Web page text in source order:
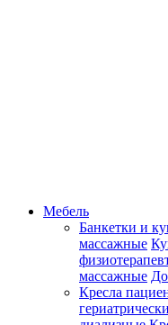
Мебель
Банкетки и
массажные
массажные
Кресла